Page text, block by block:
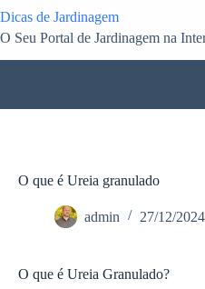
para
o
Dicas de Jardinagem
O Seu Portal de Jardinagem na
O que é Ureia granulado
admin 27/12/2024
O que é Ureia Granulado?